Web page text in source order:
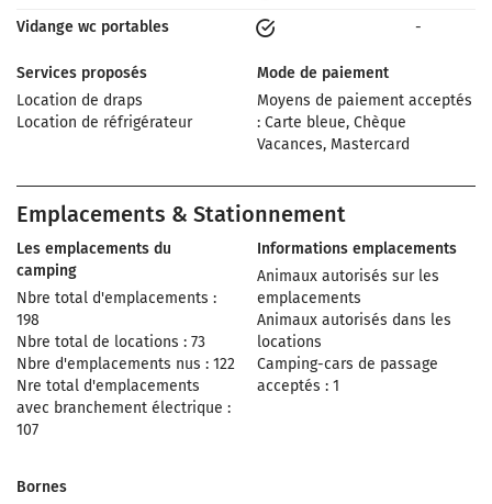
Vidange wc portables
-
Services proposés
Location de draps
Location de réfrigérateur
Mode de paiement
Moyens de paiement acceptés
: Carte bleue, Chèque
Vacances, Mastercard
Emplacements & Stationnement
Les emplacements du
camping
Nbre total d'emplacements :
198
Nbre total de locations : 73
Nbre d'emplacements nus : 122
Nre total d'emplacements
avec branchement électrique :
107
Informations emplacements
Animaux autorisés sur les
emplacements
Animaux autorisés dans les
locations
Camping-cars de passage
acceptés : 1
Bornes